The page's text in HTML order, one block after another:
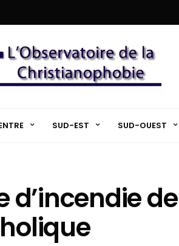
SUD-EST SUD-OUEST
d’incendie de